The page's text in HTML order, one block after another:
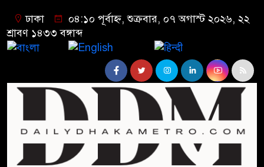
ঢাকা
০৪:১০ পূর্বাহ্ন, শুক্রবার, ০৭ অগাস্ট ২০২৬, ২২
শ্রাবণ ১৪৩৩ বঙ্গাব্দ